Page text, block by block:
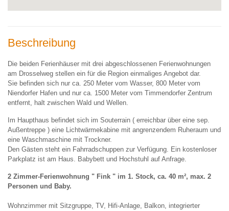
Beschreibung
Die beiden Ferienhäuser mit drei abgeschlossenen Ferienwohnungen
am Drosselweg stellen ein für die Region einmaliges Angebot dar.
Sie befinden sich nur ca. 250 Meter vom Wasser, 800 Meter vom
Niendorfer Hafen und nur ca. 1500 Meter vom Timmendorfer Zentrum
entfernt, halt zwischen Wald und Wellen.
Im Haupthaus befindet sich im Souterrain ( erreichbar über eine sep.
Außentreppe ) eine Lichtwärmekabine mit angrenzendem Ruheraum und
eine Waschmaschine mit Trockner.
Den Gästen steht ein Fahrradschuppen zur Verfügung. Ein kostenloser
Parkplatz ist am Haus. Babybett und Hochstuhl auf Anfrage.
2 Zimmer-Ferienwohnung " Fink " im 1. Stock, ca. 40 m², max. 2
Personen und Baby.
Wohnzimmer mit Sitzgruppe, TV, Hifi-Anlage, Balkon, integrierter